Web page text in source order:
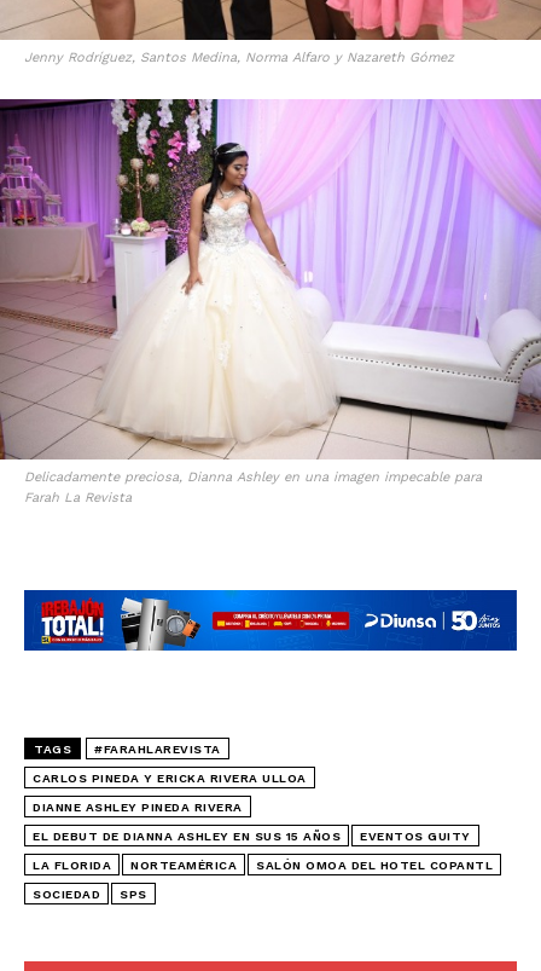
Jenny Rodríguez, Santos Medina, Norma Alfaro y Nazareth Gómez
Delicadamente preciosa, Dianna Ashley en una imagen impecable para
Farah La Revista
TAGS #FARAHLAREVISTA
CARLOS PINEDA Y ERICKA RIVERA ULLOA
DIANNE ASHLEY PINEDA RIVERA
EL DEBUT DE DIANNA ASHLEY EN SUS 15 AÑOS EVENTOS GUITY
LA FLORIDA NORTEAMÉRICA SALÓN OMOA DEL HOTEL COPANTL
SOCIEDAD SPS